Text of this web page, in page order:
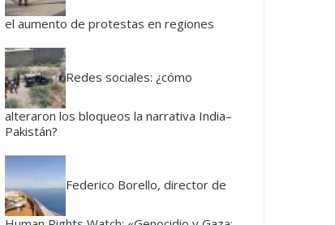
el aumento de protestas en regiones
Redes sociales: ¿cómo
alteraron los bloqueos la narrativa India–
Pakistán?
Federico Borello, director de